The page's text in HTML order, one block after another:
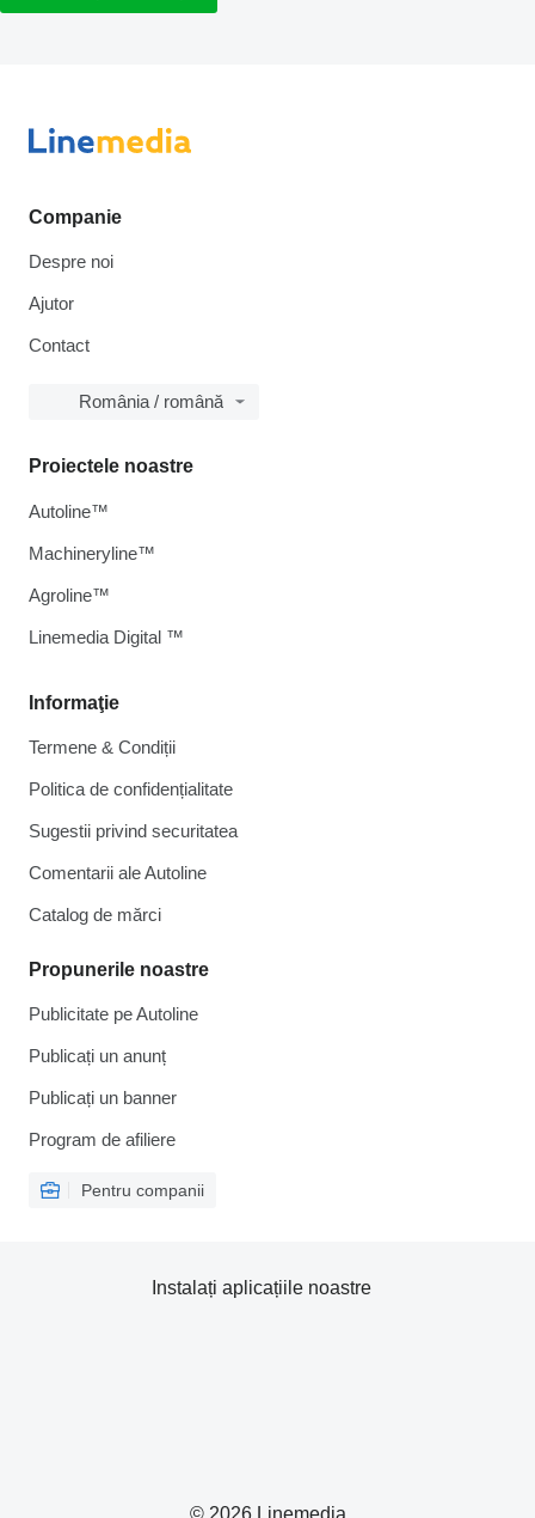
Companie
Despre noi
Ajutor
Contact
România / română
Informaţie
Termene & Condiții
Politica de confidențialitate
Sugestii privind securitatea
Comentarii ale Autoline
Catalog de mărcі
Propunerile noastre
Publicitate pe Autoline
Publicați un anunț
Publicați un banner
Program de afiliere
Pentru companii
Proiectele noastre
Autoline™
Machineryline™
Agroline™
Linemedia Digital ™
© 2026 Linemedia
Instalați aplicațiile noastre